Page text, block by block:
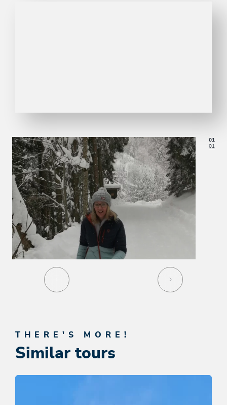
01
01
THERE'S MORE!
Similar tours